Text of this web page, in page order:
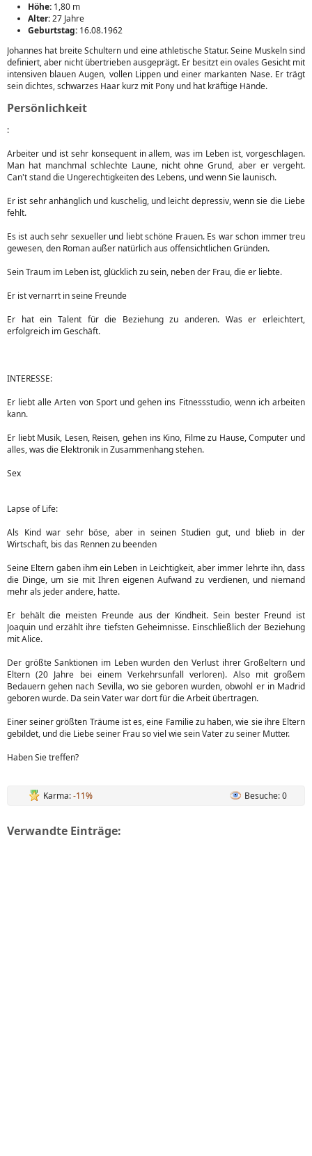
Höhe: 1,80 m
Alter:27 Jahre
Geburtstag: 16.08.1962
Johannes hat breite Schultern und eine athletische Statur. Seine Muskeln sind
definiert, aber nicht übertrieben ausgeprägt. Er besitzt ein ovales Gesicht mit
intensiven blauen Augen, vollen Lippen und einer markanten Nase. Er trägt
sein dichtes, schwarzes Haar kurz mit Pony und hat kräftige Hände.
Persönlichkeit
:
Arbeiter und ist sehr konsequent in allem, was im Leben ist, vorgeschlagen.
Man hat manchmal schlechte Laune, nicht ohne Grund, aber er vergeht.
Can't stand die Ungerechtigkeiten des Lebens, und wenn Sie launisch.
Er ist sehr anhänglich und kuschelig, und leicht depressiv, wenn sie die Liebe
fehlt.
Es ist auch sehr sexueller und liebt schöne Frauen. Es war schon immer treu
gewesen, den Roman außer natürlich aus offensichtlichen Gründen.
Sein Traum im Leben ist, glücklich zu sein, neben der Frau, die er liebte.
Er ist vernarrt in seine Freunde
Er hat ein Talent für die Beziehung zu anderen. Was er erleichtert,
erfolgreich im Geschäft.
INTERESSE:
Er liebt alle Arten von Sport und gehen ins Fitnessstudio, wenn ich arbeiten
kann.
Er liebt Musik, Lesen, Reisen, gehen ins Kino, Filme zu Hause, Computer und
alles, was die Elektronik in Zusammenhang stehen.
Sex
Lapse of Life:
Als Kind war sehr böse, aber in seinen Studien gut, und blieb in der
Wirtschaft, bis das Rennen zu beenden
Seine Eltern gaben ihm ein Leben in Leichtigkeit, aber immer lehrte ihn, dass
die Dinge, um sie mit Ihren eigenen Aufwand zu verdienen, und niemand
mehr als jeder andere, hatte.
Er behält die meisten Freunde aus der Kindheit. Sein bester Freund ist
Joaquin und erzählt ihre tiefsten Geheimnisse. Einschließlich der Beziehung
mit Alice.
Der größte Sanktionen im Leben wurden den Verlust ihrer Großeltern und
Eltern (20 Jahre bei einem Verkehrsunfall verloren). Also mit großem
Bedauern gehen nach Sevilla, wo sie geboren wurden, obwohl er in Madrid
geboren wurde. Da sein Vater war dort für die Arbeit übertragen.
Einer seiner größten Träume ist es, eine Familie zu haben, wie sie ihre Eltern
gebildet, und die Liebe seiner Frau so viel wie sein Vater zu seiner Mutter.
Haben Sie treffen?
Karma:-11% Besuche: 0
Verwandte Einträge: